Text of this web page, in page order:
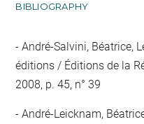
BIBLIOGRAPHY
André-Salvini, Béatrice,
éditions / Éditions de la
2008, p. 45, n° 39
André-Leicknam,